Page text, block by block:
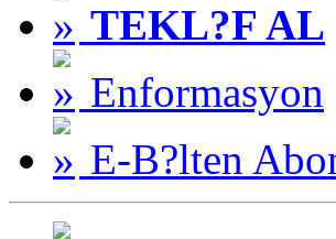
TEKL?F AL
Enformasyon
E-B?lten